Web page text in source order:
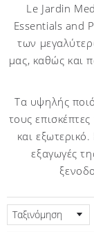
Le Jardin
Essentials and
των
μας, καθώς και
Τα υψηλής
τους
και
εξαγωγές
Ταξινόμηση